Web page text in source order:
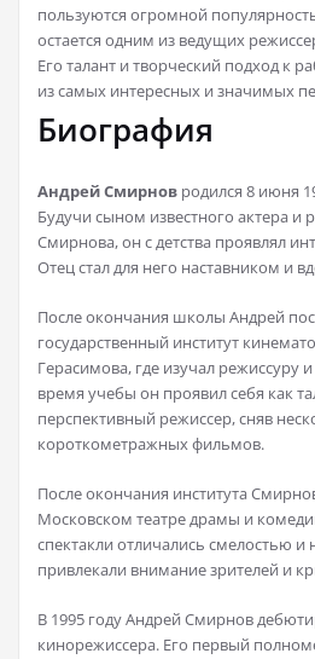
пользуются огромной
остается одним из ведущих
Его талант и творческий подход к
из самых интересных и значимых
Биография
Андрей Смирнов родился 8 июня
Будучи сыном известного актера и
Смирнова, он с детства проявлял
Отец стал для него наставником и
После окончания школы Андрей
государственный институт
Герасимова, где изучал режиссуру
время учебы он проявил себя как
перспективный режиссер, сняв
короткометражных фильмов.
После окончания института
Московском театре драмы и
спектакли отличались смелостью
привлекали внимание зрителей и
В 1995 году Андрей Смирнов
кинорежиссера. Его первый